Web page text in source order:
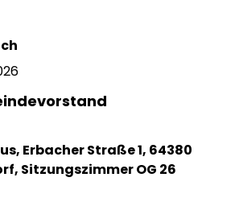
Erbacher Straße 1, 64380
Sitzungszimmer OG 26